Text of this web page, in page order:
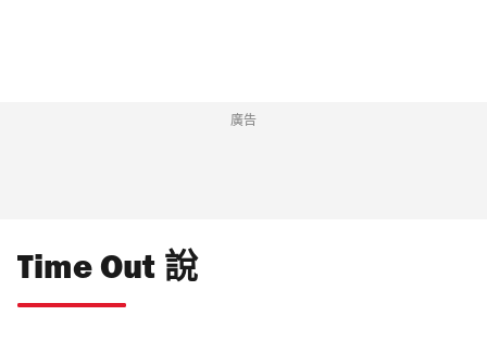
廣告
Time Out 說